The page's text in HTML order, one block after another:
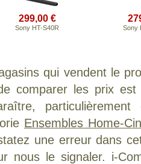
299,00 €
Sony HT-S40R Sony
qui vendent le
comparer les prix
Ensembles Home-
une erreur dans
nous le signaler. i-